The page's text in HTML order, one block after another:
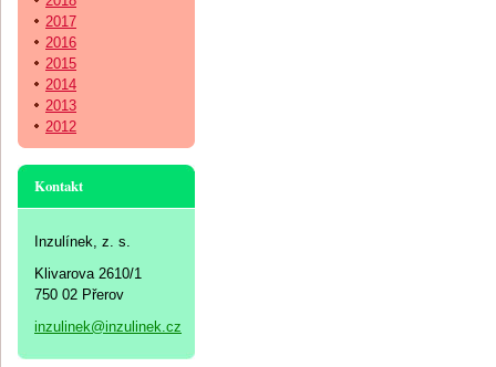
2017
2016
2015
2014
2013
2012
Kontakt
Inzulínek, z. s.
Klivarova 2610/1
750 02 Přerov
inzulinek@inzulinek.cz